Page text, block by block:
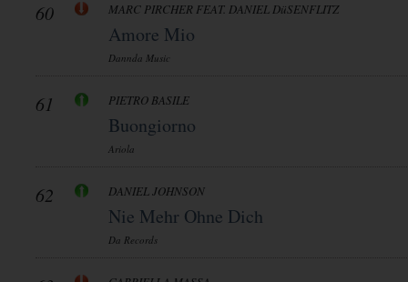
60 MARC PIRCHER FEAT. DANIEL DüSENFLITZ
Amore Mio
Dannda Music
61 PIETRO BASILE
Buongiorno
Ariola
62 DANIEL JOHNSON
Nie Mehr Ohne Dich
Da Records